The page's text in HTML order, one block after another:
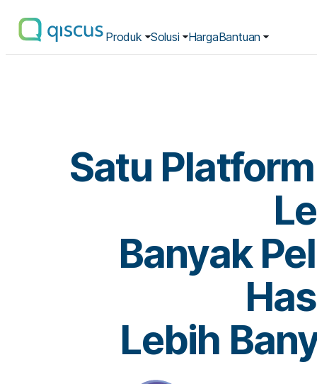
Multichannel
Conversational
Produk Solusi HargaBantuan
Satu
Banyak
Lebih